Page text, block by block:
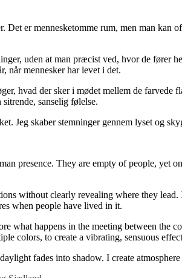
er mennesketomme rum, men man kan
uden at man præcist ved, hvor de fører
når mennesker har levet i det.
hvad der sker i mødet mellem de
sanselig følelse.
Jeg skaber stemninger gennem lyset og
presence. They are empty of people, yet
without clearly revealing where they
when people have lived in it.
happens in the meeting between the
colors, to create a vibrating, sensuous
fades into shadow. I create